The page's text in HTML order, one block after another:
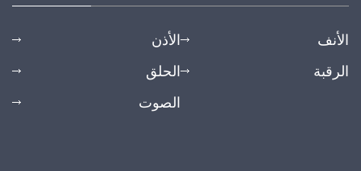
الأذن
الأنف
الحلق
الرقبة
الصوت